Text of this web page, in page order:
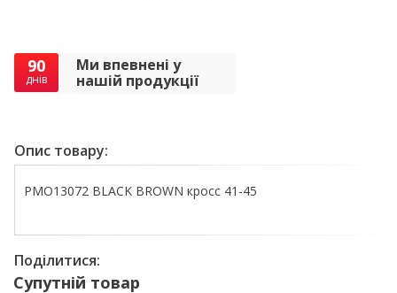
90
днів
Ми впевнені у
нашій продукції
Опис товару:
PMO13072 BLACK BROWN кросс 41-45
Поділитися:
Супутній товар